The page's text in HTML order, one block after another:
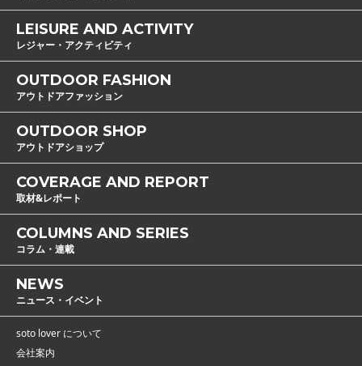
LEISURE AND ACTIVITY
レジャー・アクティビティ
OUTDOOR FASHION
アウトドアファッション
OUTDOOR SHOP
アウトドアショップ
COVERAGE AND REPORT
取材&レポート
COLUMNS AND SERIES
コラム・連載
NEWS
ニュース・イベント
soto lover について
会社案内